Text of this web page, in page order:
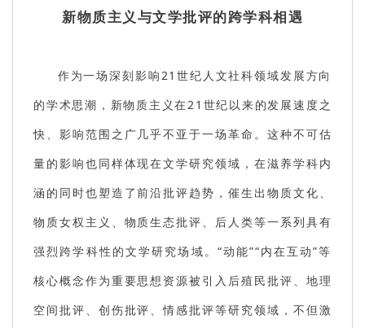
新物质主义与文学批评的跨学科相遇
作为一场深刻影响21世纪人文社科领域发展方向
的学术思潮，新物质主义在21世纪以来的发展速度之
快、影响范围之广几乎不亚于一场革命。这种不可估
量的影响也同样体现在文学研究领域，在滋养学科内
涵的同时也塑造了前沿批评趋势，催生出物质文化、
物质女权主义、物质生态批评、后人类等一系列具有
强烈跨学科性的文学研究场域。“动能”“内在互动”等
核心概念作为重要思想资源被引入后殖民批评、地理
空间批评、创伤批评、情感批评等研究领域，不但激